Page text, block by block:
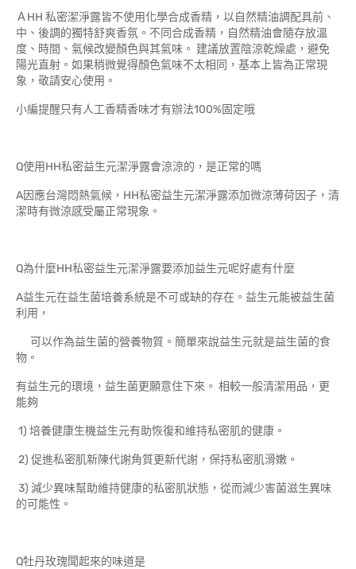
ＡHH 私密潔淨露皆不使用化學合成香精，以自然精油調配具前、
中、後調的獨特舒爽香氛。不同合成香精，自然精油會隨存放溫
度、時間、氣候改變顏色與其氣味。 建議放置陰涼乾燥處，避免
陽光直射。如果稍微覺得顏色氣味不太相同，基本上皆為正常現
象，敬請安心使用。
小編提醒只有人工香精香味才有辦法100%固定哦
Q使用HH私密益生元潔淨露會涼涼的，是正常的嗎
A因應台灣悶熱氣候，HH私密益生元潔淨露添加微涼薄荷因子，清
潔時有微涼感受屬正常現象。
Q為什麼HH私密益生元潔淨露要添加益生元呢好處有什麼
A益生元在益生菌培養系統是不可或缺的存在。益生元能被益生菌
利用，
可以作為益生菌的營養物質。簡單來說益生元就是益生菌的食
物。
有益生元的環境，益生菌更願意住下來。 相較一般清潔用品，更
能夠
1) 培養健康生機益生元有助恢復和維持私密肌的健康。
2) 促進私密肌新陳代謝角質更新代謝，保持私密肌滑嫩。
3) 減少異味幫助維持健康的私密肌狀態，從而減少害菌滋生異味
的可能性。
Q牡丹玫瑰聞起來的味道是